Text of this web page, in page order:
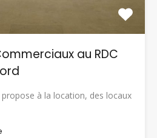
au RDC
à la location, des locaux